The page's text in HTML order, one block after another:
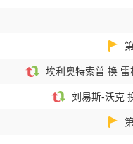
埃利奥特索普 换 雷
刘易斯-沃克